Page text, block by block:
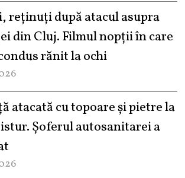
reținuți după atacul asupra
din Cluj. Filmul nopții în care
rănit la ochi
atacată cu topoare și pietre la
Șoferul autosanitarei a